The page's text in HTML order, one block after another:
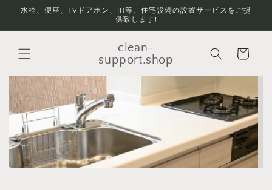
ンツに
水栓、便座、TVドアホン、IH等、住宅設備の設置サービスをご提
供致します!
clean-
support.shop
ー